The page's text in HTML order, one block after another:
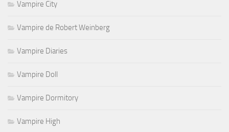
Vampire City
Vampire de Robert Weinberg
Vampire Diaries
Vampire Doll
Vampire Dormitory
Vampire High